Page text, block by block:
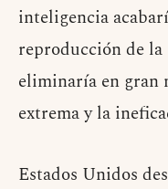
inteligencia
reproducción de
eliminaría en gran
extrema y la
Estados Unidos